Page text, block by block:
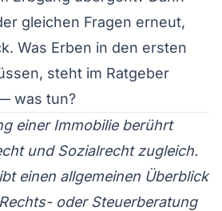
gleichen Fragen erneut,
Was Erben in den ersten
steht im Ratgeber
was tun?
einer Immobilie berührt
und Sozialrecht zugleich.
einen allgemeinen Überblick
oder Steuerberatung